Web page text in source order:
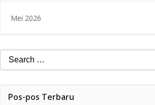
Mei 2026
Search
for:
Pos-pos Terbaru